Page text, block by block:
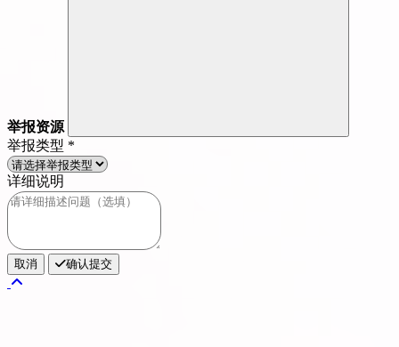
举报资源
举报类型 *
详细说明
取消 确认提交